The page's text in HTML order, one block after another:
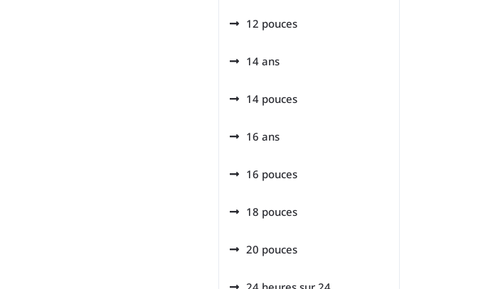
12 pouces
14 ans
14 pouces
16 ans
16 pouces
18 pouces
20 pouces